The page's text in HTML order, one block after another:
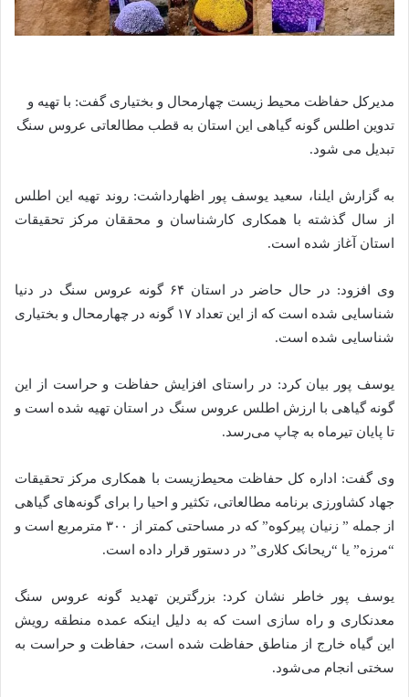
مدیرکل حفاظت محیط زیست چهارمحال و بختیاری گفت: با تهیه و
تدوین اطلس گونه گیاهی این استان به قطب مطالعاتی عروس سنگ
تبدیل می شود.
به گزارش ایلنا، سعید یوسف پور اظهارداشت: روند تهیه این اطلس
از سال‌ گذشته با همکاری کارشناسان و محققان مرکز تحقیقات
استان آغاز شده است.
وی افزود: در حال حاضر در استان ۶۴ گونه عروس سنگ در دنیا
شناسایی شده است که از این تعداد ۱۷ گونه در چهارمحال و بختیاری
شناسایی شده است.
یوسف پور بیان کرد: در راستای افزایش حفاظت و حراست از این
گونه گیاهی با ارزش اطلس عروس سنگ در استان تهیه شده است و
تا پایان تیرماه به چاپ می‌رسد.
وی گفت: اداره کل حفاظت محیط‌زیست با همکاری مرکز تحقیقات
جهاد کشاورزی برنامه مطالعاتی، تکثیر و احیا را برای گونه‌های گیاهی
از جمله ” زنیان پیرکوه” که در مساحتی کمتر از ۳۰۰ مترمربع است و
“مرزه” یا “ریحانک کلاری” در دستور قرار داده است.
یوسف پور خاطر نشان کرد: بزرگترین تهدید گونه عروس سنگ
معدنکاری و راه سازی است که به دلیل اینکه عمده منطقه رویش
این گیاه خارج از مناطق حفاظت شده است، حفاظت و حراست به
سختی انجام می‌شود.